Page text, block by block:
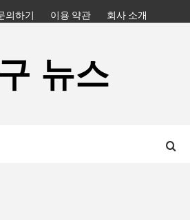
의하기 이용 약관 회사 소개
뉴스